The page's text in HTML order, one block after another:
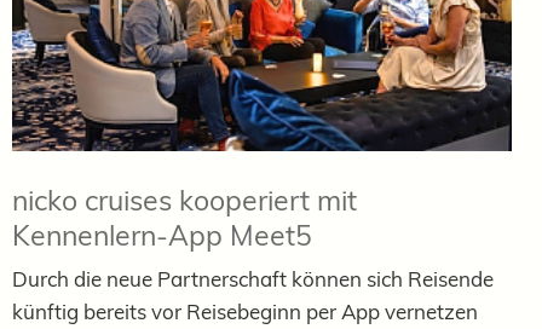
nicko cruises kooperiert mit
Kennenlern-App Meet5
Durch die neue Partnerschaft können sich Reisende
künftig bereits vor Reisebeginn per App vernetzen